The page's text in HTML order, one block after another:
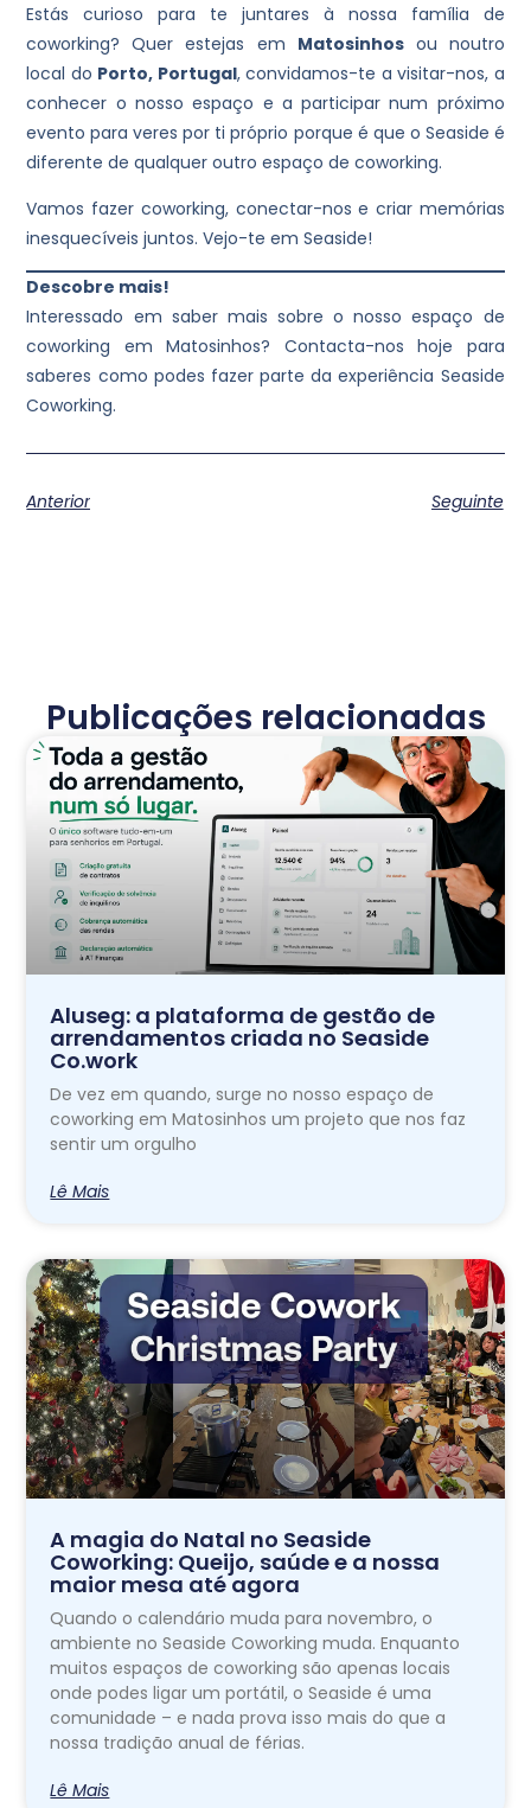
Estás curioso para te juntares à nossa família de
coworking? Quer estejas em Matosinhosou noutro
local do Porto, Portugal, convidamos-te a visitar-nos, a
conhecer o nosso espaço e a participar num próximo
evento para veres por ti próprio porque é que o Seaside é
diferente de qualquer outro espaço de coworking.
Vamos fazer coworking, conectar-nos e criar memórias
inesquecíveis juntos. Vejo-te em Seaside!
Descobre mais!
Interessado em saber mais sobre o nosso espaço de
coworking em Matosinhos? Contacta-nos hoje para
saberes como podes fazer parte da experiência Seaside
Coworking.
Anterior Seguinte
Publicações relacionadas
Aluseg: a plataforma de gestão de
arrendamentos criada no Seaside
Co.work
De vez em quando, surge no nosso espaço de
coworking em Matosinhos um projeto que nos faz
sentir um orgulho
Lê Mais
A magia do Natal no Seaside
Coworking: Queijo, saúde e a nossa
maior mesa até agora
Quando o calendário muda para novembro, o
ambiente no Seaside Coworking muda. Enquanto
muitos espaços de coworking são apenas locais
onde podes ligar um portátil, o Seaside é uma
comunidade – e nada prova isso mais do que a
nossa tradição anual de férias.
Lê Mais